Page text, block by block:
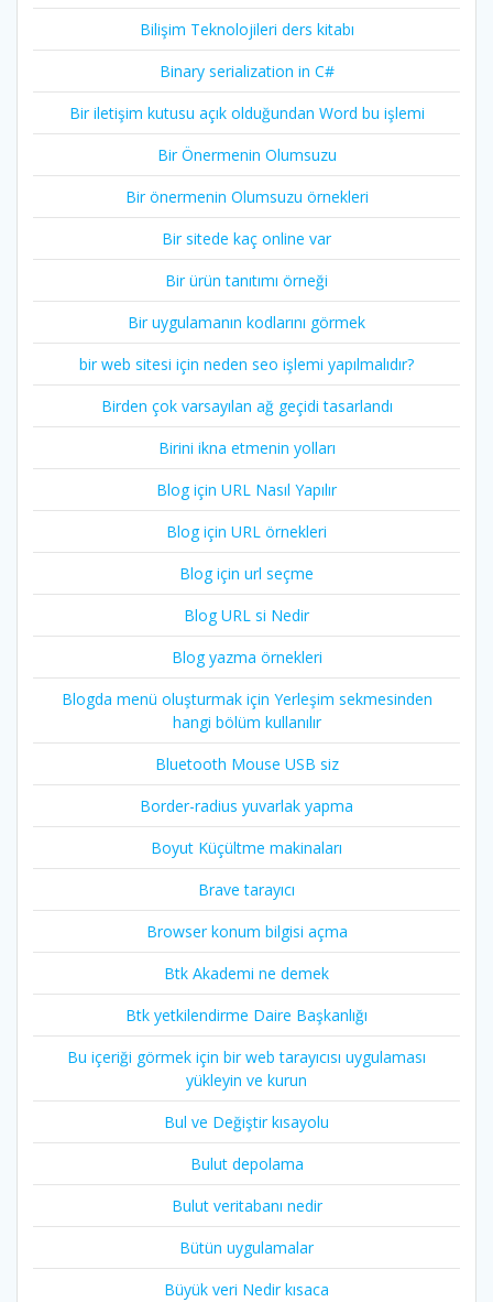
Bilişim Teknolojileri ders kitabı
Binary serialization in C#
Bir iletişim kutusu açık olduğundan Word bu işlemi
Bir Önermenin Olumsuzu
Bir önermenin Olumsuzu örnekleri
Bir sitede kaç online var
Bir ürün tanıtımı örneği
Bir uygulamanın kodlarını görmek
bir web sitesi için neden seo işlemi yapılmalıdır?
Birden çok varsayılan ağ geçidi tasarlandı
Birini ikna etmenin yolları
Blog için URL Nasıl Yapılır
Blog için URL örnekleri
Blog için url seçme
Blog URL si Nedir
Blog yazma örnekleri
Blogda menü oluşturmak için Yerleşim sekmesinden
hangi bölüm kullanılır
Bluetooth Mouse USB siz
Border-radius yuvarlak yapma
Boyut Küçültme makinaları
Brave tarayıcı
Browser konum bilgisi açma
Btk Akademi ne demek
Btk yetkilendirme Daire Başkanlığı
Bu içeriği görmek için bir web tarayıcısı uygulaması
yükleyin ve kurun
Bul ve Değiştir kısayolu
Bulut depolama
Bulut veritabanı nedir
Bütün uygulamalar
Büyük veri Nedir kısaca